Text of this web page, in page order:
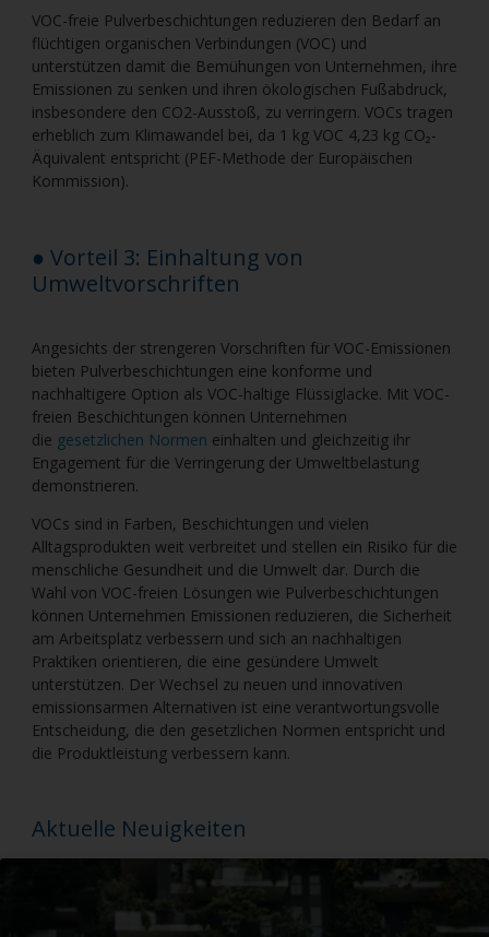
VOC-freie Pulverbeschichtungen reduzieren den Bedarf an
flüchtigen organischen Verbindungen (VOC) und
unterstützen damit die Bemühungen von Unternehmen, ihre
Emissionen zu senken und ihren ökologischen Fußabdruck,
insbesondere den CO2-Ausstoß, zu verringern. VOCs tragen
erheblich zum Klimawandel bei, da 1 kg VOC 4,23 kg CO₂-
Äquivalent entspricht (PEF-Methode der Europäischen
Kommission).
● Vorteil 3: Einhaltung von
Umweltvorschriften
Angesichts der strengeren Vorschriften für VOC-Emissionen
bieten Pulverbeschichtungen eine konforme und
nachhaltigere Option als VOC-haltige Flüssiglacke. Mit VOC-
freien Beschichtungen können Unternehmen
die gesetzlichen Normen einhalten und gleichzeitig ihr
Engagement für die Verringerung der Umweltbelastung
demonstrieren.
VOCs sind in Farben, Beschichtungen und vielen
Alltagsprodukten weit verbreitet und stellen ein Risiko für die
menschliche Gesundheit und die Umwelt dar. Durch die
Wahl von VOC-freien Lösungen wie Pulverbeschichtungen
können Unternehmen Emissionen reduzieren, die Sicherheit
am Arbeitsplatz verbessern und sich an nachhaltigen
Praktiken orientieren, die eine gesündere Umwelt
unterstützen. Der Wechsel zu neuen und innovativen
emissionsarmen Alternativen ist eine verantwortungsvolle
Entscheidung, die den gesetzlichen Normen entspricht und
die Produktleistung verbessern kann.
Aktuelle Neuigkeiten